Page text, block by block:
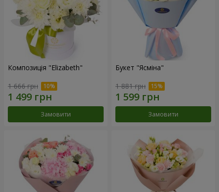
Композиція "Elizabeth"
1 666 грн
Замовити
Букет "Ясміна"
1 881 грн
Замовити